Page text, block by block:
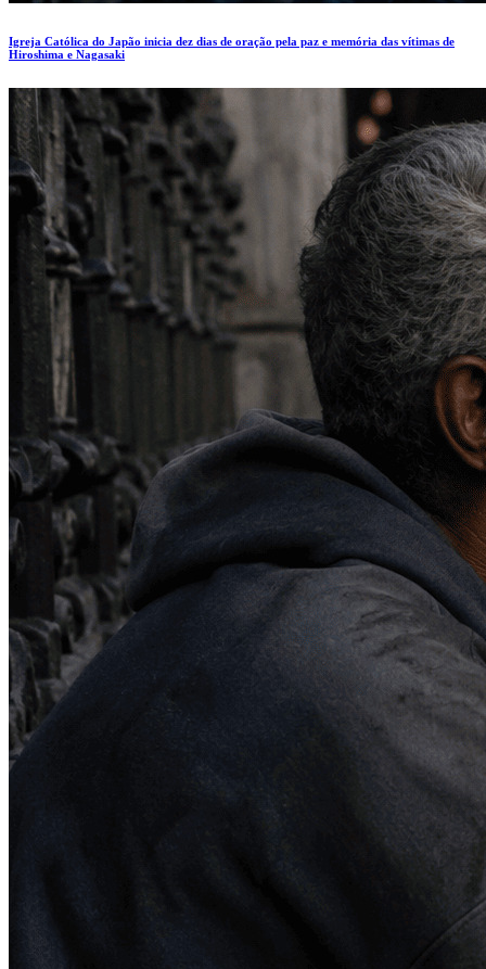
Igreja Católica do Japão inicia dez dias de oração pela paz e memória das vítimas de
Hiroshima e Nagasaki